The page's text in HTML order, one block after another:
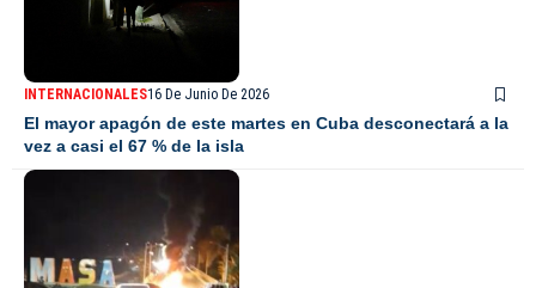
INTERNACIONALES16 De Junio De 2026
El mayor apagón de este martes en Cuba desconectará a la
vez a casi el 67 % de la isla